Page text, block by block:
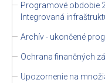
Programové obdobie
Integrovaná
Archív - ukončené
Ochrana finančných
Upozornenie na